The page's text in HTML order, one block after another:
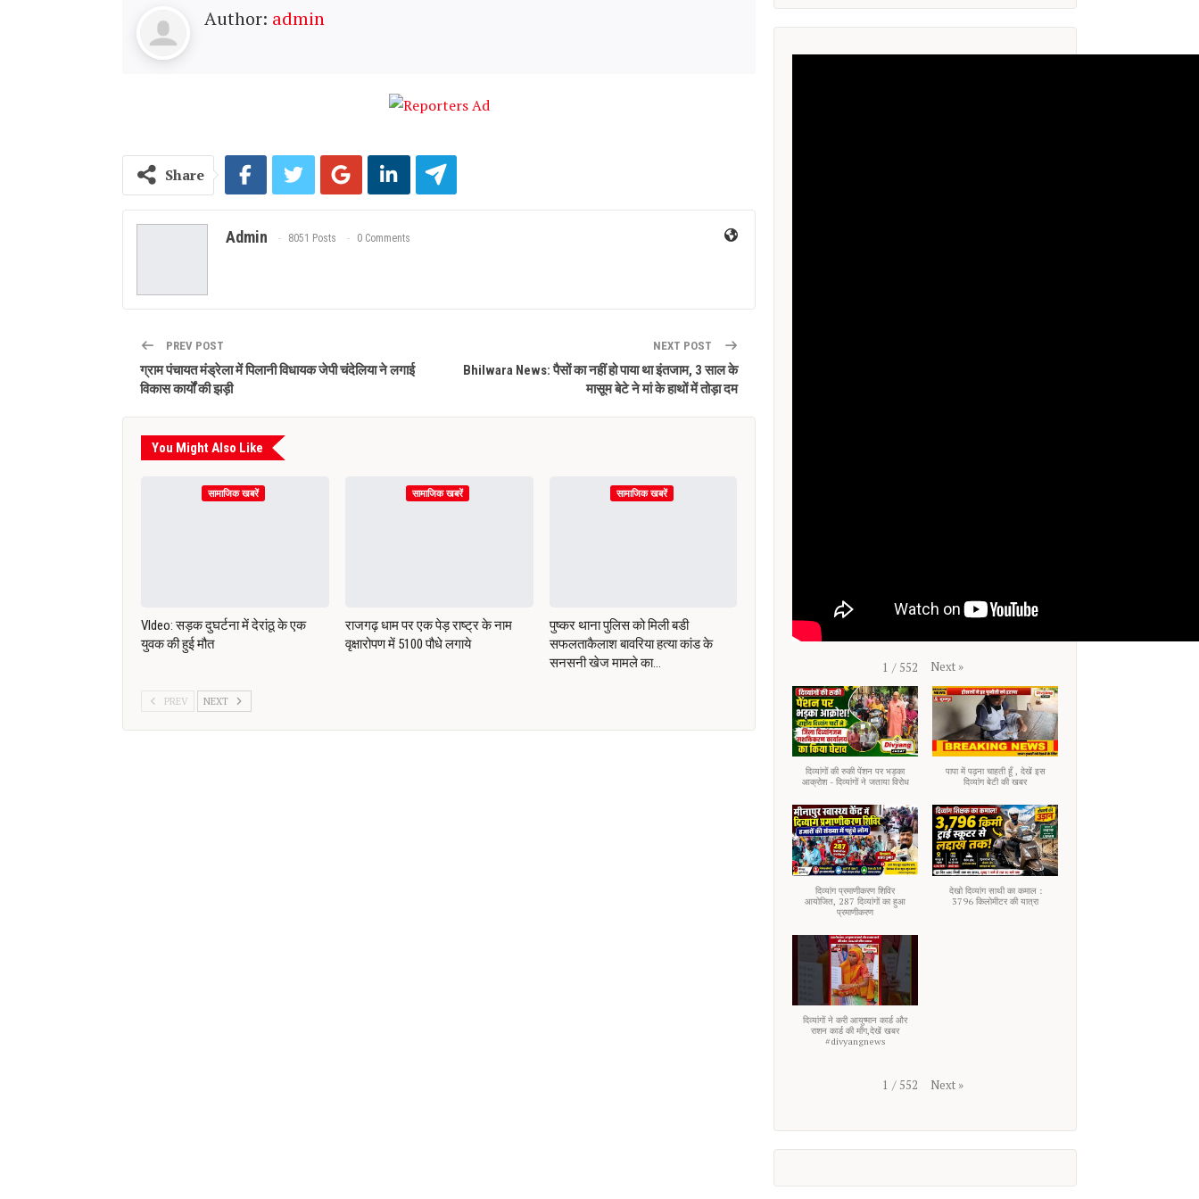
Author: admin
Share
Admin 8051 Posts 0 Comments
PREV POST
ग्राम पंचायत मंड्रेला में पिलानी विधायक जेपी चंदेलिया ने लगाई
विकास कार्यों की झड़ी
NEXT POST
Bhilwara News: पैसों का नहीं हो पाया था इंतजाम, 3 साल के
मासूम बेटे ने मां के हाथों में तोड़ा दम
You Might Also Like
सामाजिक खबरें
VIdeo: सड़क दुघर्टना में देरांठू के एक
युवक की हुई मौत
सामाजिक खबरें
राजगढ़ धाम पर एक पेड़ राष्ट्र के नाम
वृक्षारोपण में 5100 पौधे लगाये
सामाजिक खबरें
पुष्कर थाना पुलिस को मिली बडी
सफलताकैलाश बावरिया हत्या कांड के
सनसनी खेज मामले का…
PREV NEXT
1 / 552 Next »
दिव्यांगों की रुकी पेंशन पर भड़का
आक्रोश - दिव्यांगों ने जताया विरोध
पापा में पढ़ना चाहती हूँ , देखें इस
दिव्यांग बेटी की खबर
दिव्यांग प्रमाणीकरण शिविर
आयोजित, 287 दिव्यांगों का हुआ
प्रमाणीकरण
देखो दिव्यांग साथी का कमाल :
3796 किलोमीटर की यात्रा
दिव्यांगों ने करी आयुष्मान कार्ड और
राशन कार्ड की माँग,देखें खबर
#divyangnews
1 / 552 Next »